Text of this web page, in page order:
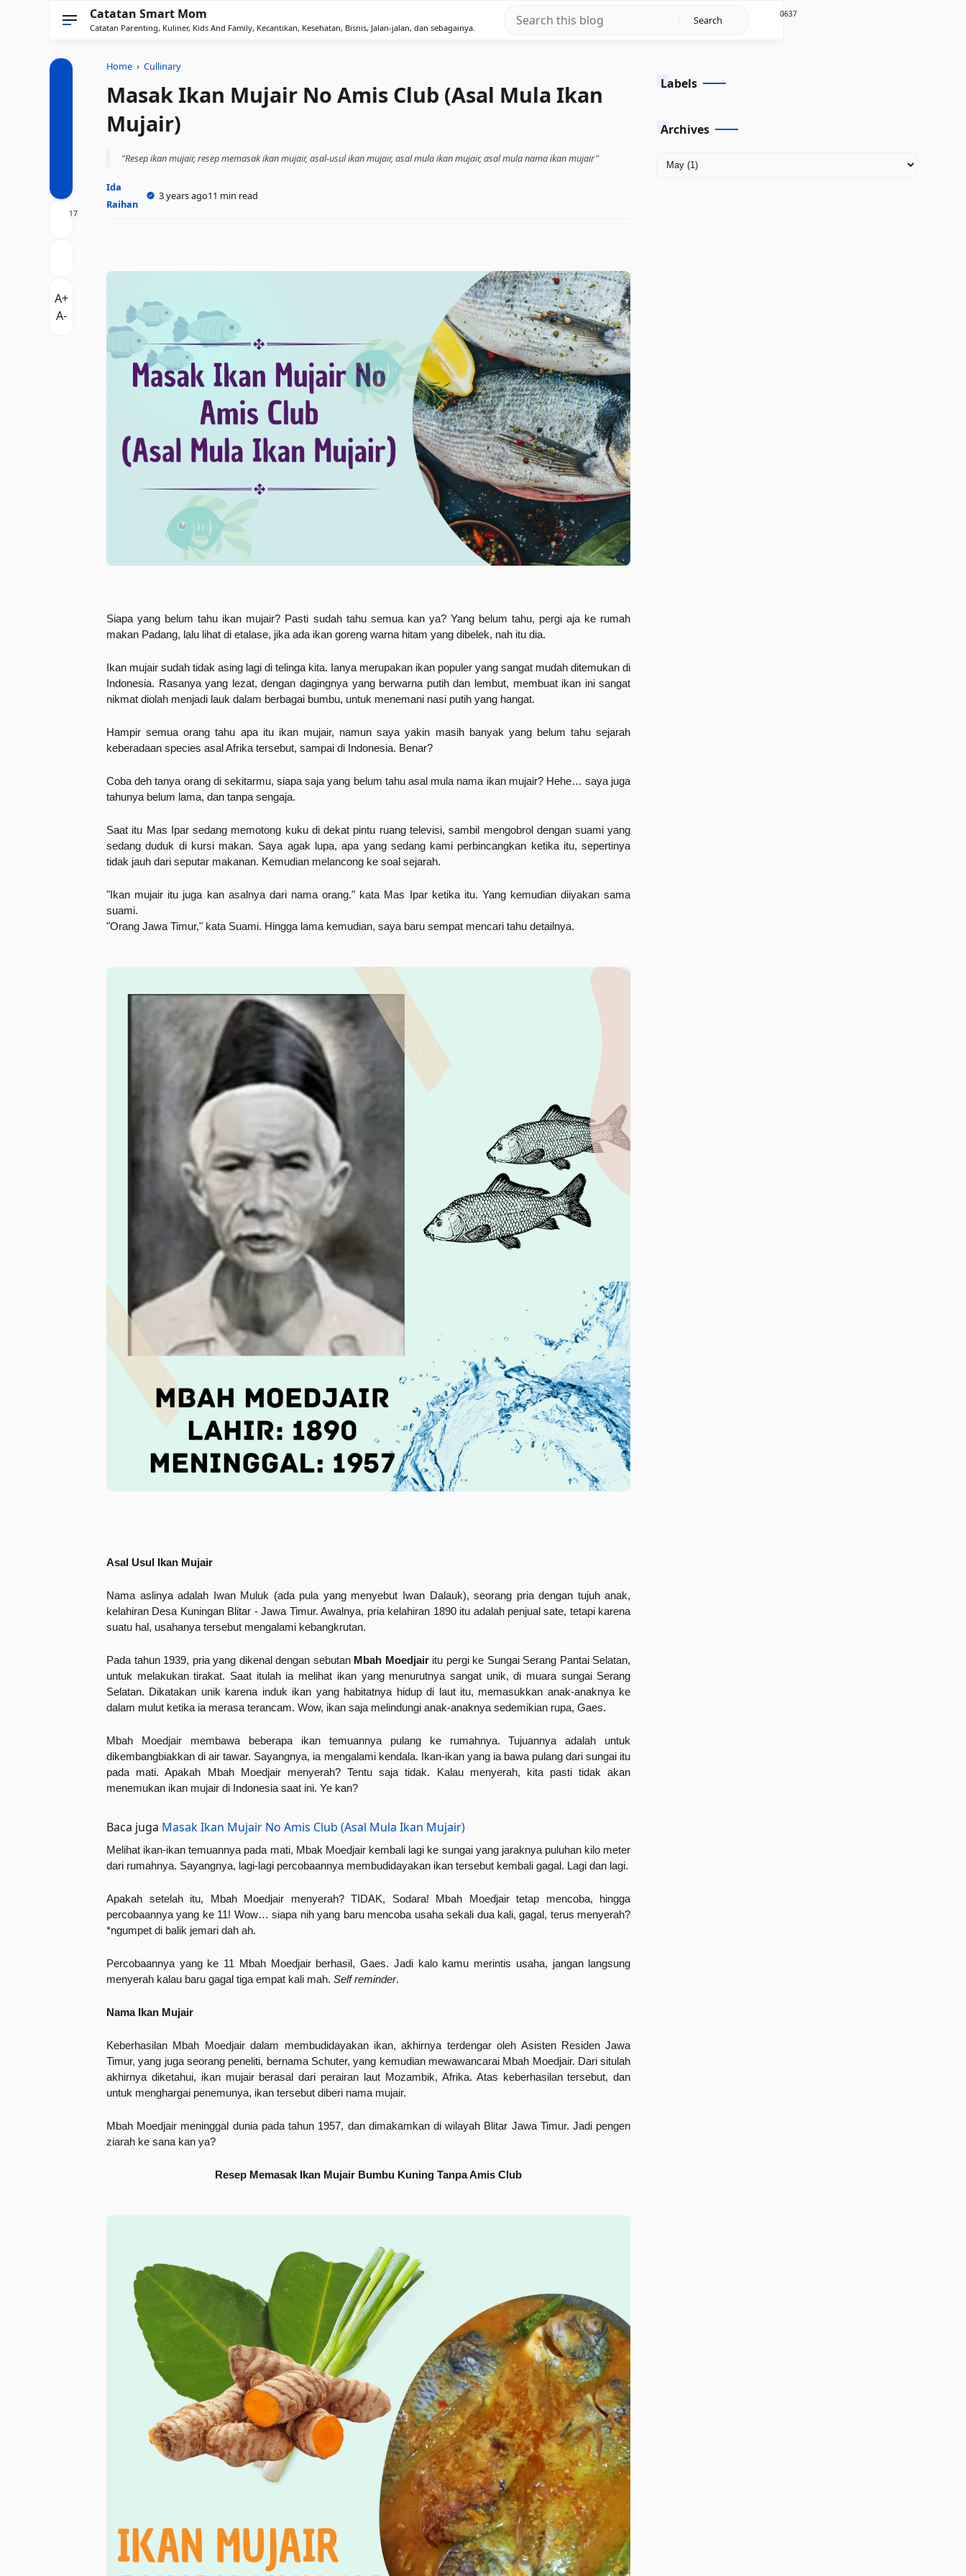
Catatan Smart Mom
Catatan Parenting, Kuliner, Kids And Family, Kecantikan, Kesehatan, Bisnis, Jalan-jalan, dan sebagainya.
6637
0
Home › Cullinary
Masak Ikan Mujair No Amis Club (Asal Mula Ikan
Mujair)
"Resep ikan mujair, resep memasak ikan mujair, asal-usul ikan mujair, asal mula ikan mujair, asal mula nama ikan mujair"
Ida
Raihan
3 years ago11 min read
Siapa yang belum tahu ikan mujair? Pasti sudah tahu semua kan ya? Yang belum tahu, pergi aja ke rumah
makan Padang, lalu lihat di etalase, jika ada ikan goreng warna hitam yang dibelek, nah itu dia.
Ikan mujair sudah tidak asing lagi di telinga kita. Ianya merupakan ikan populer yang sangat mudah ditemukan di
Indonesia. Rasanya yang lezat, dengan dagingnya yang berwarna putih dan lembut, membuat ikan ini sangat
nikmat diolah menjadi lauk dalam berbagai bumbu, untuk menemani nasi putih yang hangat.
Hampir semua orang tahu apa itu ikan mujair, namun saya yakin masih banyak yang belum tahu sejarah
keberadaan species asal Afrika tersebut, sampai di Indonesia. Benar?
Coba deh tanya orang di sekitarmu, siapa saja yang belum tahu asal mula nama ikan mujair? Hehe… saya juga
tahunya belum lama, dan tanpa sengaja.
Saat itu Mas Ipar sedang memotong kuku di dekat pintu ruang televisi, sambil mengobrol dengan suami yang
sedang duduk di kursi makan. Saya agak lupa, apa yang sedang kami perbincangkan ketika itu, sepertinya
tidak jauh dari seputar makanan. Kemudian melancong ke soal sejarah.
"Ikan mujair itu juga kan asalnya dari nama orang." kata Mas Ipar ketika itu. Yang kemudian diiyakan sama
suami.
"Orang Jawa Timur," kata Suami. Hingga lama kemudian, saya baru sempat mencari tahu detailnya.
Asal Usul Ikan Mujair
Nama aslinya adalah Iwan Muluk (ada pula yang menyebut Iwan Dalauk), seorang pria dengan tujuh anak,
kelahiran Desa Kuningan Blitar - Jawa Timur. Awalnya, pria kelahiran 1890 itu adalah penjual sate, tetapi karena
suatu hal, usahanya tersebut mengalami kebangkrutan.
Pada tahun 1939, pria yang dikenal dengan sebutan Mbah Moedjair itu pergi ke Sungai Serang Pantai Selatan,
untuk melakukan tirakat. Saat itulah ia melihat ikan yang menurutnya sangat unik, di muara sungai Serang
Selatan. Dikatakan unik karena induk ikan yang habitatnya hidup di laut itu, memasukkan anak-anaknya ke
dalam mulut ketika ia merasa terancam. Wow, ikan saja melindungi anak-anaknya sedemikian rupa, Gaes.
Mbah Moedjair membawa beberapa ikan temuannya pulang ke rumahnya. Tujuannya adalah untuk
dikembangbiakkan di air tawar. Sayangnya, ia mengalami kendala. Ikan-ikan yang ia bawa pulang dari sungai itu
pada mati. Apakah Mbah Moedjair menyerah? Tentu saja tidak. Kalau menyerah, kita pasti tidak akan
menemukan ikan mujair di Indonesia saat ini. Ye kan?
Baca juga Masak Ikan Mujair No Amis Club (Asal Mula Ikan Mujair)
Melihat ikan-ikan temuannya pada mati, Mbak Moedjair kembali lagi ke sungai yang jaraknya puluhan kilo meter
dari rumahnya. Sayangnya, lagi-lagi percobaannya membudidayakan ikan tersebut kembali gagal. Lagi dan lagi.
Apakah setelah itu, Mbah Moedjair menyerah? TIDAK, Sodara! Mbah Moedjair tetap mencoba, hingga
percobaannya yang ke 11! Wow… siapa nih yang baru mencoba usaha sekali dua kali, gagal, terus menyerah?
*ngumpet di balik jemari dah ah.
Percobaannya yang ke 11 Mbah Moedjair berhasil, Gaes. Jadi kalo kamu merintis usaha, jangan langsung
menyerah kalau baru gagal tiga empat kali mah. Self reminder.
Nama Ikan Mujair
Keberhasilan Mbah Moedjair dalam membudidayakan ikan, akhirnya terdengar oleh Asisten Residen Jawa
Timur, yang juga seorang peneliti, bernama Schuter, yang kemudian mewawancarai Mbah Moedjair. Dari situlah
akhirnya diketahui, ikan mujair berasal dari perairan laut Mozambik, Afrika. Atas keberhasilan tersebut, dan
untuk menghargai penemunya, ikan tersebut diberi nama mujair.
Mbah Moedjair meninggal dunia pada tahun 1957, dan dimakamkan di wilayah Blitar Jawa Timur. Jadi pengen
ziarah ke sana kan ya?
Resep Memasak Ikan Mujair Bumbu Kuning Tanpa Amis Club
17
Labels
Archives